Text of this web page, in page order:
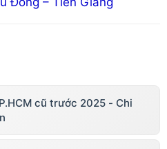
cũ trước 2025 - Chi